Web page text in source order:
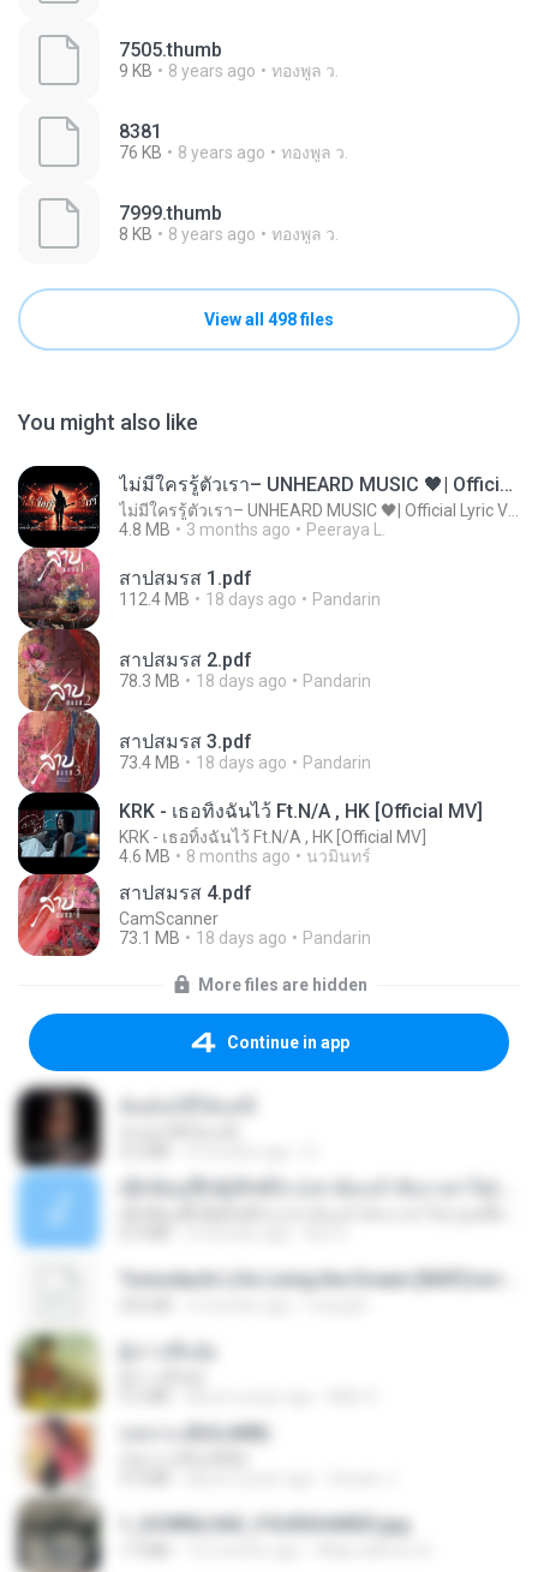
7505.thumb
9 KB 8 years ago ทองพูล ว.
8381
76 KB 8 years ago ทองพูล ว.
7999.thumb
8 KB 8 years ago ทองพูล ว.
View all 498 files
You might also like
ไม่มีใครรู้ตัวเรา– UNHEARD MUSIC 🖤| Official Lyric Video | เพลงสู้ชีวิต
4.8 MB
3 months ago Peeraya L.
สาปสมรส 1.pdf
112.4 MB 18 days ago Pandarin
สาปสมรส 2.pdf
78.3 MB 18 days ago Pandarin
สาปสมรส 3.pdf
73.4 MB 18 days ago Pandarin
KRK - เธอทิ้งฉันไว้ Ft.N/A , HK [Official MV]
KRK - เธอทิ้งฉันไว้ Ft.N/A , HK [Official MV]
4.6 MB
8 months ago นวมินทร์
สาปสมรส 4.pdf
CamScanner
73.1 MB
18 days ago Pandarin
More files are hidden
Continue in app
กุหลาบ (KULARB)
1_DOWNLOAD_FOURSHARED.jpg